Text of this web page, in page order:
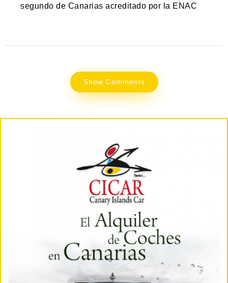
segundo de Canarias acreditado por la ENAC
Show Comments